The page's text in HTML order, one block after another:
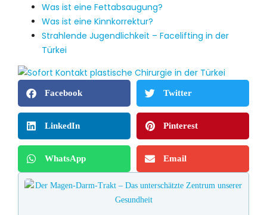
Was ist eine Fettabsaugung?
Was ist eine Kinnkorrektur?
Strahlende Jugendlichkeit – Facelifting in der
Türkei
Facebook Twitter
LinkedIn Pinterest
WhatsApp Email